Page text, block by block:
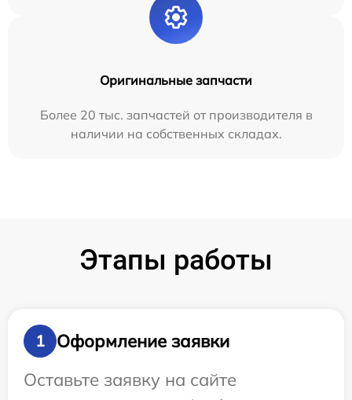
Оригинальные запчасти
Более 20 тыс. запчастей от производителя в
наличии на собственных складах.
Этапы работы
1
Оформление заявки
Оставьте заявку на сайте